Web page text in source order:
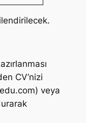
CV’nizi
) veya